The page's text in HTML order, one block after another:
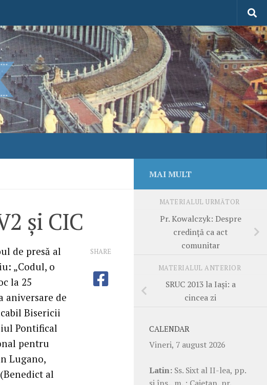
şi CIC
de presă al
„Codul, o
la 25
aniversare de
Bisericii
Pontifical
pentru
Lugano,
al
SHARE
MAI MULT
MATERIALUL URMĂTOR
Pr. Kowalczyk: Despre
credinţă ca act
comunitar
MATERIALUL ANTERIOR
SRUC 2013 la Iaşi: a
cincea zi
CALENDAR
Vineri, 7 august 2026
Latin: Ss. Sixt al II-lea, pp.